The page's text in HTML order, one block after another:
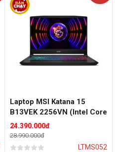
Laptop MSI Katana 15
B13VEK 2256VN (Intel Core
i7-13620H | 16GB | 512GB |
RTX 4050 6GB | 15 .6 inch
FHD | Win 11 | Đen)
24.390.000đ
28.990.000đ
LTMS052